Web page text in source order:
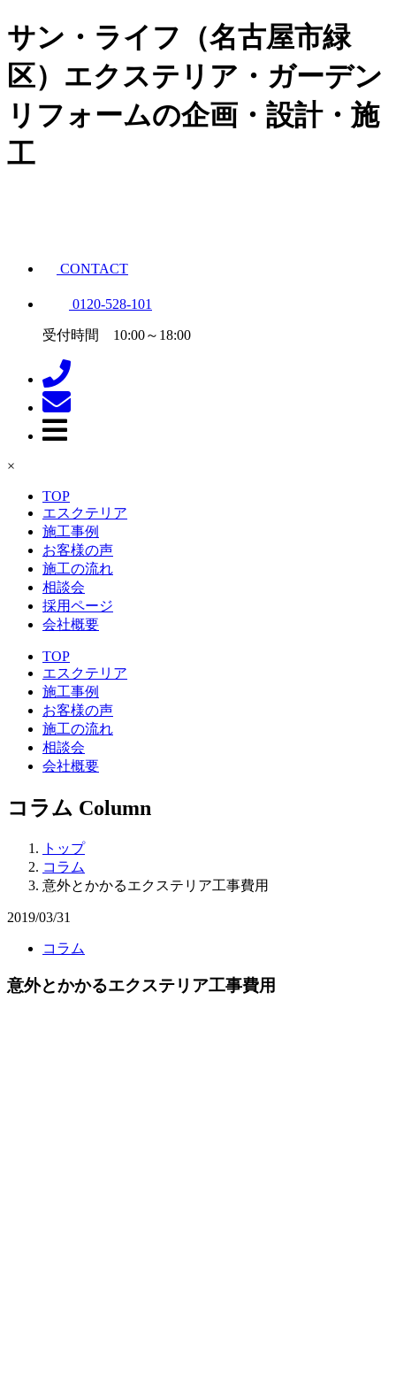
サン・ライフ（名古屋市緑
区）エクステリア・ガーデン
リフォームの企画・設計・施
工
CONTACT
0120-528-101
受付時間 10:00～18:00
×
TOP
エスクテリア
施工事例
お客様の声
施工の流れ
相談会
採用ページ
会社概要
TOP
エスクテリア
施工事例
お客様の声
施工の流れ
相談会
会社概要
コラム Column
トップ
コラム
意外とかかるエクステリア工事費用
2019/03/31
コラム
意外とかかるエクステリア工事費用